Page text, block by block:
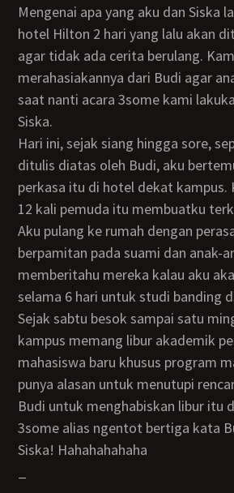
Mengenai apa yang aku dan Siska lakukan di kamar
hotel Hilton 2 hari yang lalu akan
agar tidak ada cerita berulang.
merahasiakannya dari Budi agar
saat nanti acara 3some kami
Siska.
Hari ini, sejak siang hingga sore, seperti yang telah
ditulis diatas oleh Budi, aku
perkasa itu di hotel dekat kampus.
12 kali pemuda itu membuatku
Aku pulang ke rumah dengan
berpamitan pada suami dan anak-
memberitahu mereka kalau aku
selama 6 hari untuk studi banding
Sejak sabtu besok sampai satu minggu setelahnya
kampus memang libur akademik
mahasiswa baru khusus program
punya alasan untuk menutupi
Budi untuk menghabiskan libur itu
3some alias ngentot bertiga kata
Siska! Hahahahahaha